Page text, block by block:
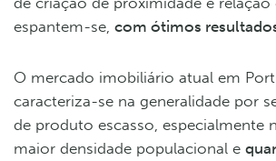
espantem-se, com ótimos
O mercado imobiliário atual em
caracteriza-se na generalidade por
de produto escasso, especialmente
maior densidade populacional e